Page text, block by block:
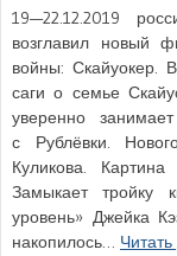
19—22.12.2019
возглавил новый
войны: Скайуокер.
саги о семье
уверенно
с Рублёвки.
Куликова.
Замыкает тройку
уровень» Джейка
накопилось…